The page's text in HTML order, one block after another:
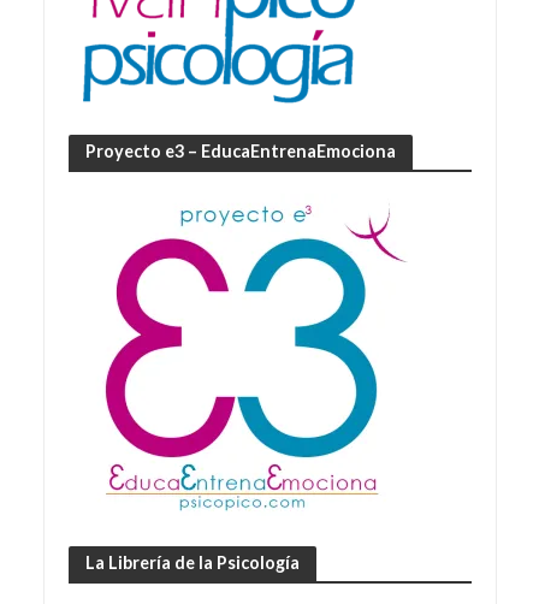
Proyecto e3 – EducaEntrenaEmociona
La Librería de la Psicología